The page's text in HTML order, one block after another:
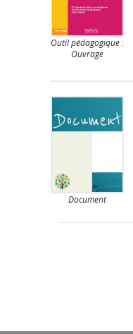
Outil pédagogique :
Ouvrage
Document